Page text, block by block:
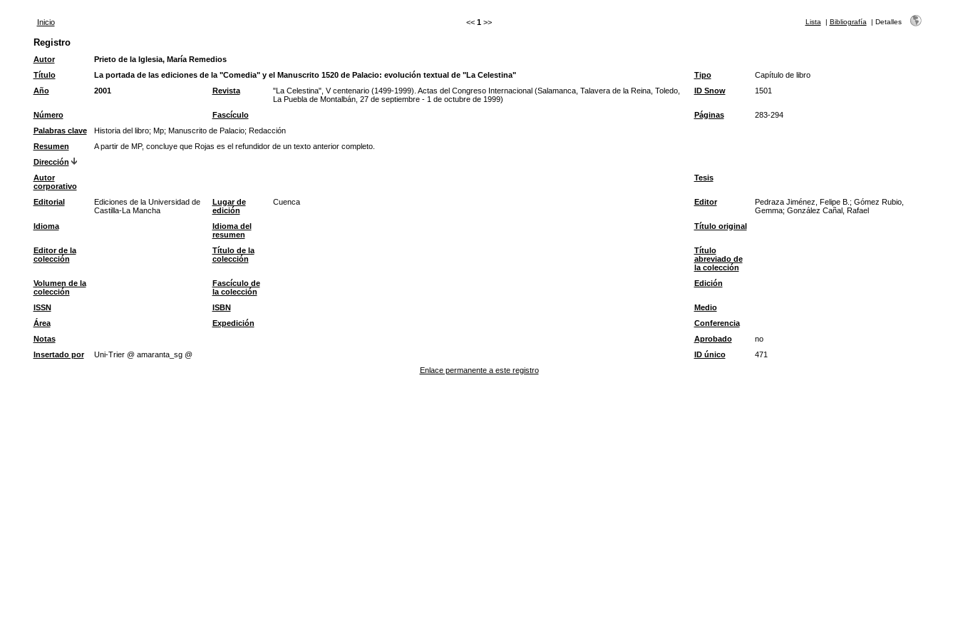
Inicio << 1 >> Lista | Bibliografía | Detalles
Registro
Autor
Prieto de la Iglesia, María Remedios
Título
La portada de las ediciones de la "Comedia" y el Manuscrito 1520 de Palacio: evolución textual de "La Celestina" Tipo
Capítulo de libro
Año
2001 Revista
"La Celestina", V centenario (1499-1999). Actas del Congreso Internacional (Salamanca, Talavera de la Reina, Toledo,
La Puebla de Montalbán, 27 de septiembre - 1 de octubre de 1999)
ID Snow 1501
Número Fascículo Páginas
283-294
Palabras clave
Historia del libro; Mp; Manuscrito de Palacio; Redacción
Resumen
A partir de MP, concluye que Rojas es el refundidor de un texto anterior completo.
Dirección
Autor
corporativo
Tesis
Editorial
Ediciones de la Universidad de
Castilla-La Mancha
Lugar de
edición
Cuenca Editor
Pedraza Jiménez, Felipe B.; Gómez Rubio,
Gemma; González Cañal, Rafael
Idioma
Idioma del
resumen
Título original
Editor de la
colección
Título de la
colección
Título
abreviado de
la colección
Volumen de la
colección
Fascículo de
la colección
Edición
ISSN ISBN
Medio
Área
Expedición
Conferencia
Notas
Aprobado
no
Insertado por
Uni-Trier @ amaranta_sg @ ID único
471
Enlace permanente a este registro